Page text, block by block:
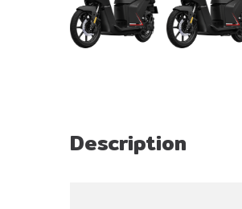
Description